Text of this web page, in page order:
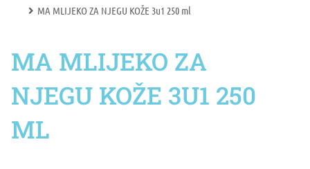
MA MLIJEKO ZA NJEGU KOŽE 3u1 250 ml
MA MLIJEKO ZA
NJEGU KOŽE 3U1 250
ML